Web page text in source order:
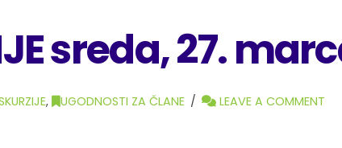
sreda, 27.
, UGODNOSTI ZA ČLANE LEAVE A COMMENT